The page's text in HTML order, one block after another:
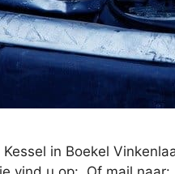
Kessel in Boekel